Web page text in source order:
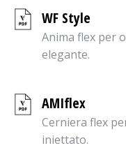
WF Style
Anima flex per
elegante.
AMIflex
Cerniera flex
iniettato.